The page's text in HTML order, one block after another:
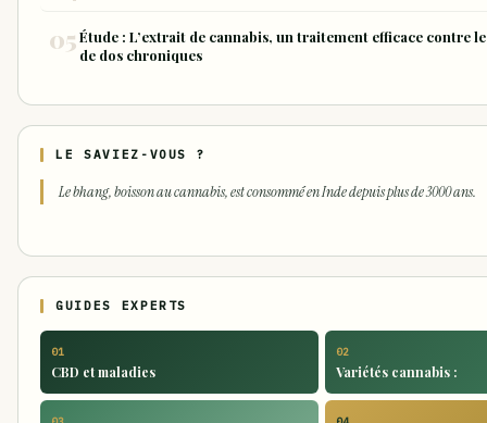
Étude : L’extrait de cannabis, un traitement efficace contre
de dos chroniques
LE SAVIEZ-VOUS ?
Le bhang, boisson au cannabis, est consommé en Inde depuis plus de 3000 ans.
GUIDES EXPERTS
01
CBD et maladies
02
Variétés cannabis :